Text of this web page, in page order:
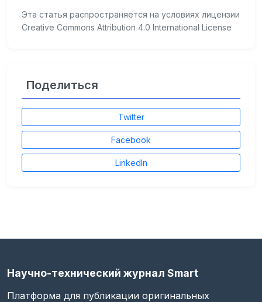
Эта статья распространяется на условиях лицензии
Creative Commons Attribution 4.0 International License
Поделиться
Twitter
Facebook
LinkedIn
Научно-технический журнал Smart
Платформа для публикации оригинальных